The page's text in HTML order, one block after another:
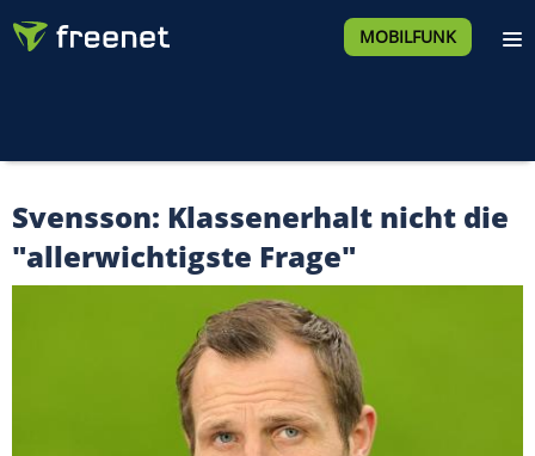
MOBILFUNK
Svensson: Klassenerhalt nicht die
"allerwichtigste Frage"